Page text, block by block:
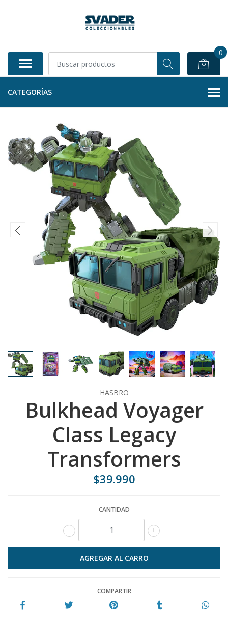
0
CATEGORÍAS
HASBRO
Bulkhead Voyager
Class Legacy
Transformers
$39.990
CANTIDAD
+
-
COMPARTIR